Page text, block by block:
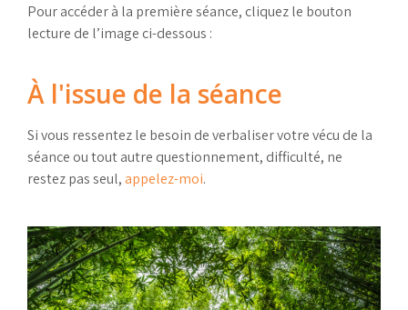
Pour accéder à la première séance, cliquez le bouton
lecture de l’image ci-dessous :
À l'issue de la séance
Si vous ressentez le besoin de verbaliser votre vécu de la
séance ou tout autre questionnement, difficulté, ne
restez pas seul,appelez-moi.